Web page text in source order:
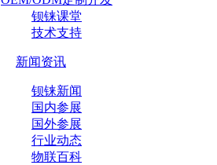
钡铼课堂
技术支持
新闻资讯
钡铼新闻
国内参展
国外参展
行业动态
物联百科